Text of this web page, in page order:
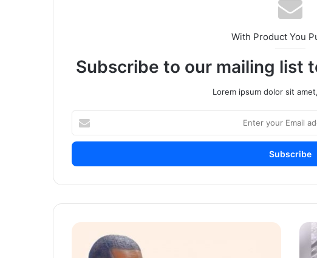
With Product You
Subscribe to our mailing list
Lorem ipsum dolor sit
your
Email
भविष्यातील
उत्क्रांतीत
माणसाला